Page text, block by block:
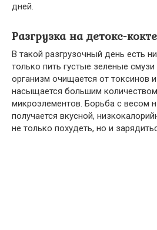
дней.
Разгрузка на детокс-
В такой разгрузочный день есть
только пить густые зеленые
организм очищается от токсинов
насыщается большим
микроэлементов. Борьба с весом
получается вкусной,
не только похудеть, но и